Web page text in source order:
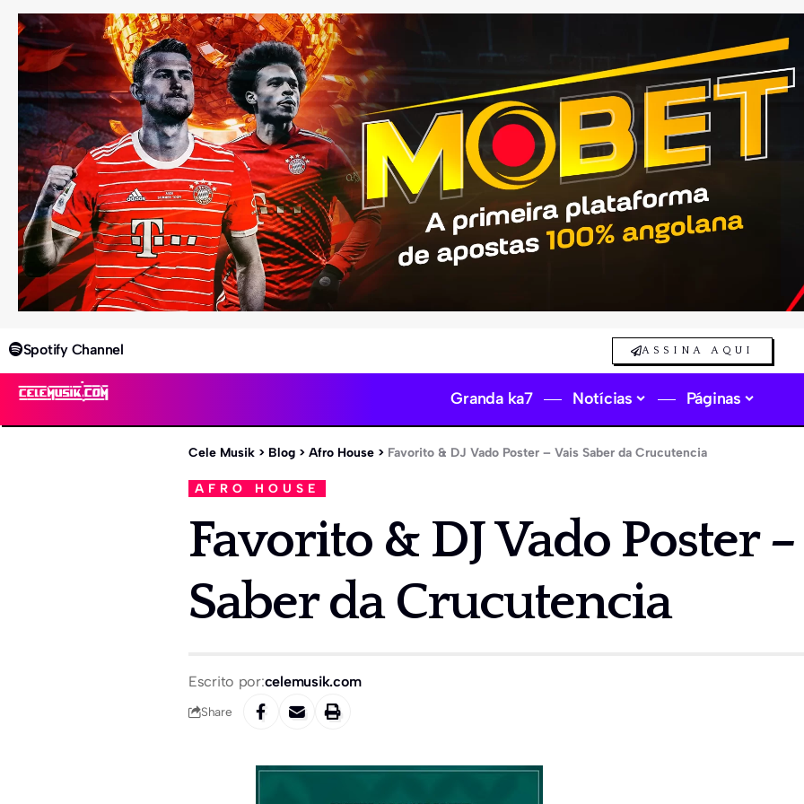
Spotify Channel ASSINA AQUI
Granda ka7 Notícias Páginas
Cele Musik > Blog > Afro House > Favorito & DJ Vado Poster – Vais Saber da Crucutencia
AFRO HOUSE
Favorito & DJ Vado Poster
Saber da Crucutencia
Escrito por:celemusik.com
Share